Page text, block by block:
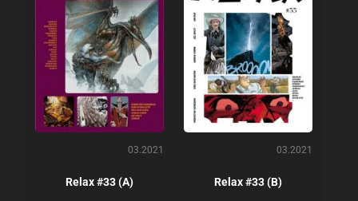
03.2021
Relax #33 (A)
03.2021
Relax #33 (B)